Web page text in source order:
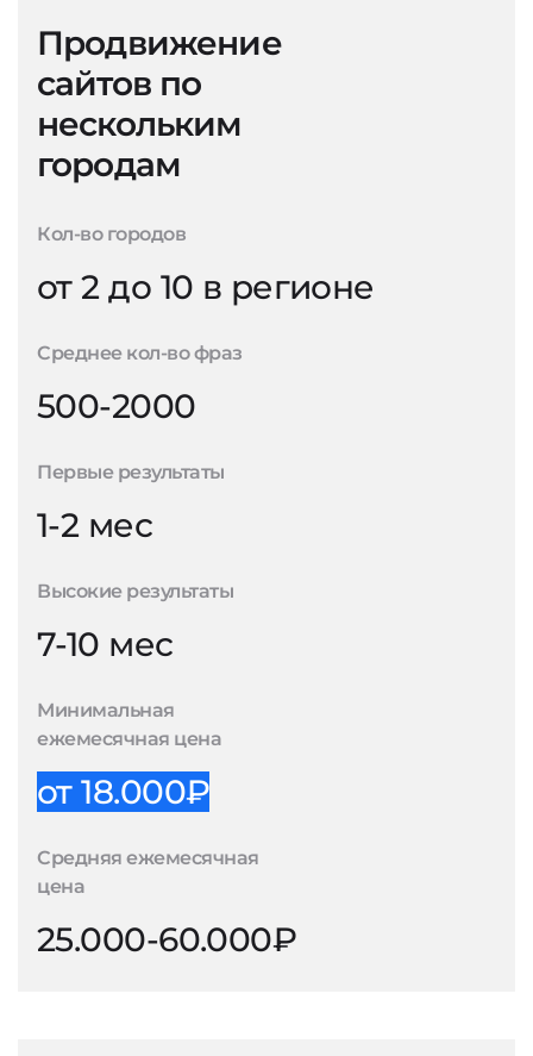
Продвижение
сайтов по
нескольким
городам
Кол-во городов
от 2 до 10 в регионе
Среднее кол-во фраз
500-2000
Первые результаты
1-2 мес
Высокие результаты
7-10 мес
Минимальная
ежемесячная цена
от 18.000₽
Средняя ежемесячная
цена
25.000-60.000₽